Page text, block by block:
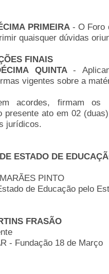
PRIMEIRA- O Foro
quaisquer dúvidas
FINAIS
QUINTA-
vigentes sobre a
acordes, firmam os
presente ato em 02
jurídicos.
ESTADO DE
PINTO
de Educação pelo
FRASÃO
- Fundação 18 de Março